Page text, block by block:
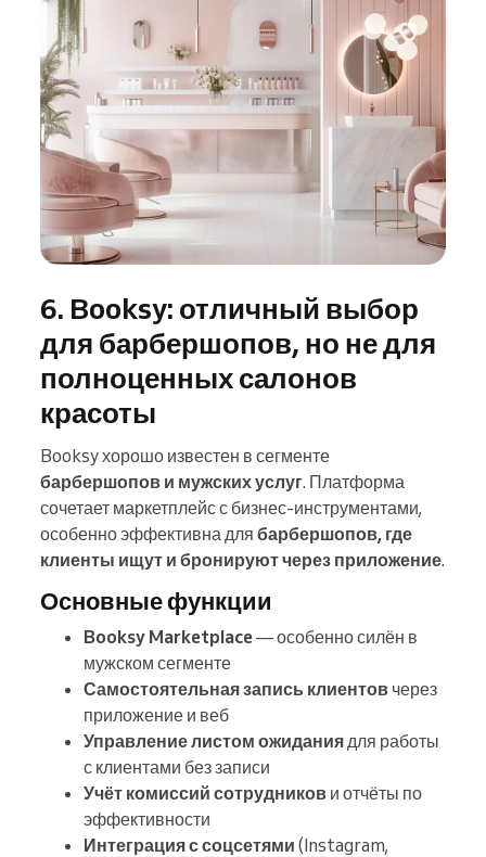
6. Booksy: отличный выбор
для барбершопов, но не для
полноценных салонов
красоты
Booksy хорошо известен в сегменте
барбершопов и мужских услуг. Платформа
сочетает маркетплейс с бизнес-инструментами,
особенно эффективна для барбершопов, где
клиенты ищут и бронируют через приложение.
Основные функции
Booksy Marketplace— особенно силён в
мужском сегменте
Самостоятельная запись клиентов через
приложение и веб
Управление листом ожидания для работы
с клиентами без записи
Учёт комиссий сотрудников и отчёты по
эффективности
Интеграция с соцсетями (Instagram,